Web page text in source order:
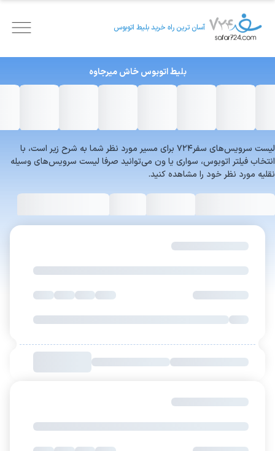
آسان ترین راه خرید بلیط اتوبوس
بلیط اتوبوس خاش میرجاوه
لیست سرویس‌های سفر۷۲۴ برای مسیر مورد نظر شما به شرح زیر است، با
انتخاب فیلتر اتوبوس، سواری یا ون می‌توانید صرفا لیست سرویس‌های وسیله
نقلیه مورد نظر خود را مشاهده کنید.